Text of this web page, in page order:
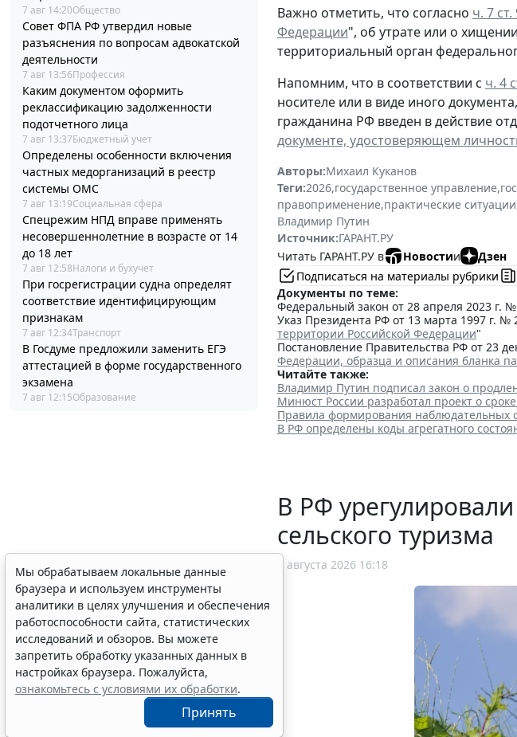
7 авг 14:20Общество
Совет ФПА РФ утвердил новые
разъяснения по вопросам адвокатской
деятельности
7 авг 13:56Профессия
Каким документом оформить
реклассификацию задолженности
подотчетного лица
7 авг 13:37Бюджетный учет
Определены особенности включения
частных медорганизаций в реестр
системы ОМС
7 авг 13:19Социальная сфера
Спецрежим НПД вправе применять
несовершеннолетние в возрасте от 14
до 18 лет
7 авг 12:58Налоги и бухучет
При госрегистрации судна определят
соответствие идентифицирующим
признакам
7 авг 12:34Транспорт
В Госдуме предложили заменить ЕГЭ
аттестацией в форме государственного
экзамена
7 авг 12:15Образование
Важно отметить, что согласно ч. 7 ст.
Федерации", об утрате или о
территориальный орган
Напомним, что в соответствии с ч. 4
носителе или в виде иного
гражданина РФ введен в действие
документе, удостоверяющем
Авторы:Михаил Куканов
Теги:2026,государственное управление,
правоприменение,практические ситуации
Владимир Путин
Источник:ГАРАНТ.РУ
Читать ГАРАНТ.РУ в
Новостии
Дзен
Подписаться на материалы рубрики
Документы по теме:
Федеральный закон от 28 апреля 2023 г.
Указ Президента РФ от 13 марта 1997 г. №
территории Российской Федерации"
Постановление Правительства РФ от 23
Федерации, образца и описания бланка
Читайте также:
Владимир Путин подписал закон о
Минюст России разработал проект о
Правила формирования наблюдательных
В РФ определены коды агрегатного
В РФ
сельского туризма
7 августа 2026 16:18
Мы обрабатываем локальные данные
браузера и используем инструменты
аналитики в целях улучшения и обеспечения
работоспособности сайта, статистических
исследований и обзоров. Вы можете
запретить обработку указанных данных в
настройках браузера. Пожалуйста,
ознакомьтесь с условиями их обработки.
Принять